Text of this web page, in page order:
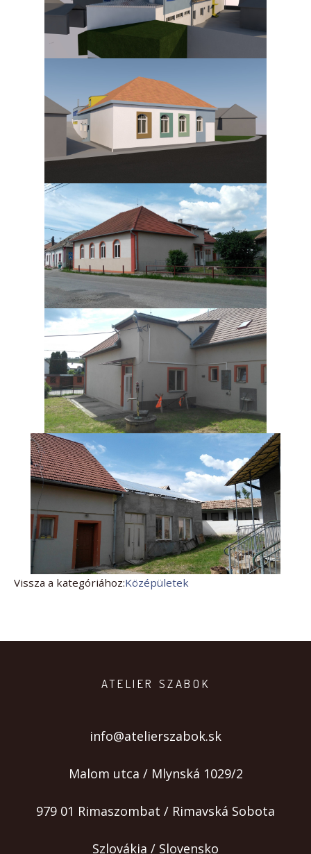
Vissza a kategóriához:Középületek
ATELIER SZABOK
info@atelierszabok.sk
Malom utca / Mlynská 1029/2
979 01 Rimaszombat / Rimavská Sobota
Szlovákia / Slovensko